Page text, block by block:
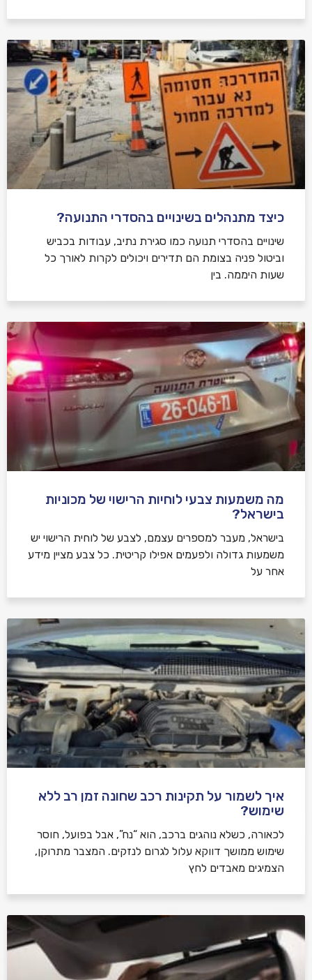
כיצד מתנהלים בשינויים בהסדרי התנועה?
שינויים בהסדרי תנועה כמו סגירת נתיב, עבודות בכביש
וביטול פניה בצומת הם תדירים ויכולים לקרות לאורך כל
שעות היממה. בין
מה משמעות צבעי לוחיות הרישוי של מכוניות
בישראל?
בישראל, מעבר למספרים עצמם, לצבע של לוחית הרישוי יש
משמעות גדולה ולפעמים אפילו קריטית. כל צבע מציין מידע
אחר על
איך לשמור על תקינות רכב שחונה זמן רב ללא
שימוש?
לכאורה, כשלא נוהגים ברכב, הוא “נח”, אבל בפועל, חוסר
שימוש ממושך דווקא עלול לגרום לנזקים. המצבר מתרוקן,
הצמיגים מאבדים לחץ